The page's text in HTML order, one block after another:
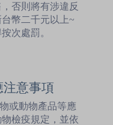
否則將有涉違反
幣二千元以上~
次處罰。
意事項
或動物產品等應
檢疫規定，並依